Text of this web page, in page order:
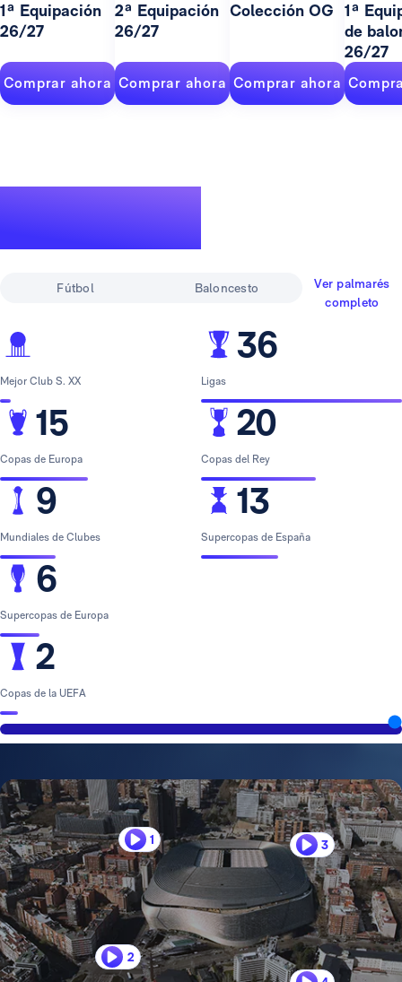
1ª Equipación
26/27
Comprar ahora
2ª Equipación
26/27
Comprar ahora
Colección OG
Comprar ahora
1ª
de
26/27
Fútbol Baloncesto
Ver palmarés
completo
Mejor Club S. XX
15
Copas de Europa
9
Mundiales de Clubes
6
Supercopas de Europa
2
Copas de la UEFA
36
Ligas
20
Copas del Rey
13
Supercopas de España
1
2
3